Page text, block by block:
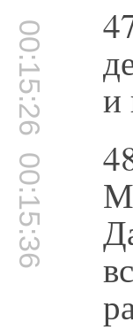
00:15:26 и
00:15:36